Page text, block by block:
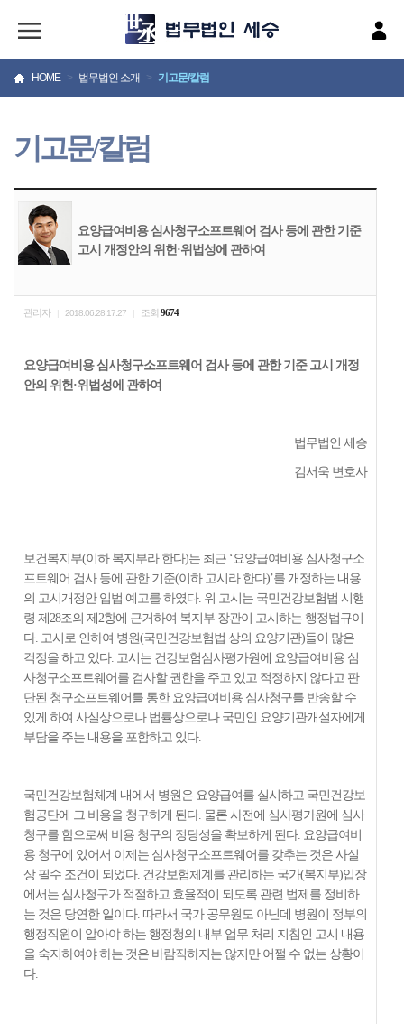
HOME > 법무법인 소개 > 기고문/칼럼
기고문/칼럼
요양급여비용 심사청구소프트웨어 검사 등에 관한 기준
고시 개정안의 위헌·위법성에 관하여
관리자 2018.06.28 17:27 조회 9674
요양급여비용 심사청구소프트웨어 검사 등에 관한 기준 고시 개정
안의 위헌·위법성에 관하여
법무법인 세승
김서욱 변호사
보건복지부(이하 복지부라 한다)는 최근 ‘요양급여비용 심사청구소
프트웨어 검사 등에 관한 기준(이하 고시라 한다)’를 개정하는 내용
의 고시개정안 입법 예고를 하였다. 위 고시는 국민건강보험법 시행
령 제28조의 제2항에 근거하여 복지부 장관이 고시하는 행정법규이
다. 고시로 인하여 병원(국민건강보험법 상의 요양기관)들이 많은
걱정을 하고 있다. 고시는 건강보험심사평가원에 요양급여비용 심
사청구소프트웨어를 검사할 권한을 주고 있고 적정하지 않다고 판
단된 청구소프트웨어를 통한 요양급여비용 심사청구를 반송할 수
있게 하여 사실상으로나 법률상으로나 국민인 요양기관개설자에게
부담을 주는 내용을 포함하고 있다.
국민건강보험체계 내에서 병원은 요양급여를 실시하고 국민건강보
험공단에 그 비용을 청구하게 된다. 물론 사전에 심사평가원에 심사
청구를 함으로써 비용 청구의 정당성을 확보하게 된다. 요양급여비
용 청구에 있어서 이제는 심사청구소프트웨어를 갖추는 것은 사실
상 필수 조건이 되었다. 건강보험체계를 관리하는 국가(복지부)입장
에서는 심사청구가 적절하고 효율적이 되도록 관련 법제를 정비하
는 것은 당연한 일이다. 따라서 국가 공무원도 아닌데 병원이 정부의
행정직원이 알아야 하는 행정청의 내부 업무 처리 지침인 고시 내용
을 숙지하여야 하는 것은 바람직하지는 않지만 어쩔 수 없는 상황이
다.